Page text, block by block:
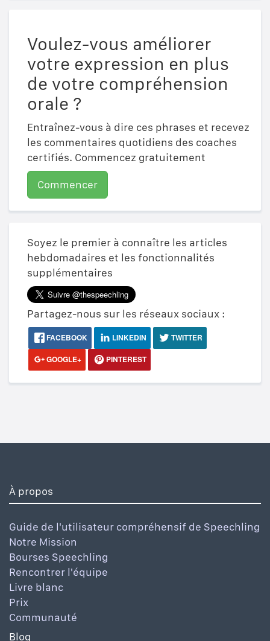
Voulez-vous améliorer
votre expression en plus
de votre compréhension
orale ?
Entraînez-vous à dire ces phrases et recevez
les commentaires quotidiens des coaches
certifiés. Commencez gratuitement
Commencer
Soyez le premier à connaître les articles
hebdomadaires et les fonctionnalités
supplémentaires
Partagez-nous sur les réseaux sociaux :
FACEBOOK LINKEDIN
TWITTER
GOOGLE+
PINTEREST
À propos
Guide de l'utilisateur compréhensif de Speechling
Notre Mission
Bourses Speechling
Rencontrer l'équipe
Livre blanc
Prix
Communauté
Blog